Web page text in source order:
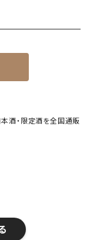
酒・限定酒を全国通販